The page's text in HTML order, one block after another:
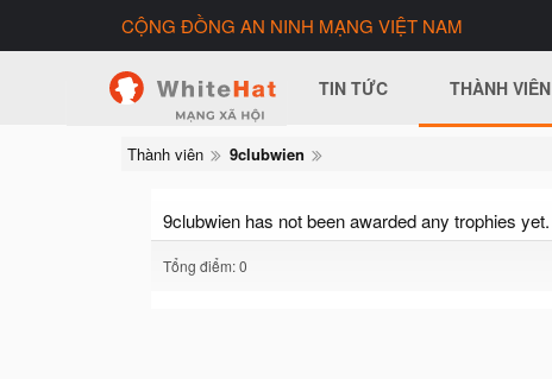
CỘNG ĐỒNG AN NINH MẠNG VIỆT NAM
TIN TỨC THÀNH VIÊN
Thành viên 9clubwien
9clubwien has not been awarded any trophies yet.
Tổng điểm: 0